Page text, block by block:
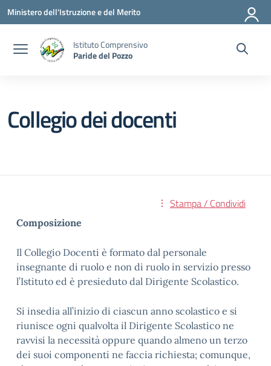
Vai ai contenuti
Vai al menu di navigazione
Vai al footer
Ministero dell'Istruzione e del Merito
Istituto Comprensivo
Paride del Pozzo
Collegio dei docenti
Stampa / Condividi
Composizione
Il Collegio Docenti è formato dal personale
insegnante di ruolo e non di ruolo in servizio presso
l’Istituto ed è presieduto dal Dirigente Scolastico.
Si insedia all’inizio di ciascun anno scolastico e si
riunisce ogni qualvolta il Dirigente Scolastico ne
ravvisi la necessità oppure quando almeno un terzo
dei suoi componenti ne faccia richiesta; comunque,